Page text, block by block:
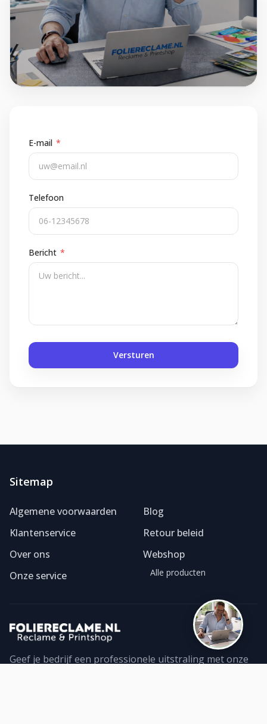
E-mail *
Telefoon
Bericht *
Versturen
Sitemap
Algemene voorwaarden
Klantenservice
Over ons
Onze service
Blog
Retour beleid
Webshop
Alle producten
Geef je bedrijf een professionele uitstraling met onze